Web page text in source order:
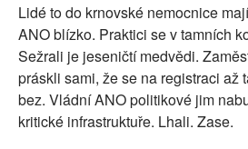
Lidé to do krnovské nemocnice
ANO blízko. Praktici se v tamních
Sežrali je jeseničtí medvědi.
práskli sami, že se na registraci až
bez. Vládní ANO politikové jim
kritické infrastruktuře. Lhali. Zase.